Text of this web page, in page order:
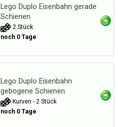
Lego Duplo Eisenbahn gerade
Schienen
2 Stück
noch 0 Tage
Lego Duplo Eisenbahn
gebogene Schienen
Kurven - 2 Stück
noch 0 Tage